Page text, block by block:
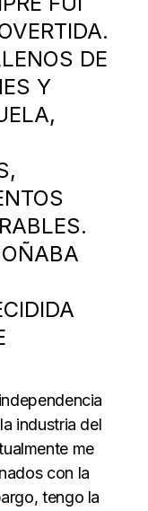
DE
Y
industria del
me
con la
tengo la